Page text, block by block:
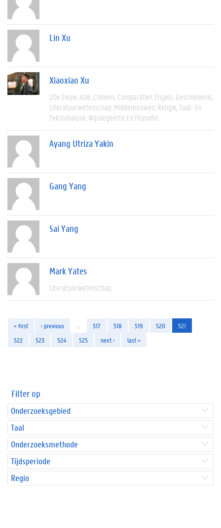
Lin Xu
Xiaoxiao Xu
20e Eeuw Azië Chinees Comparatief Engels Geschiedenis
Literatuurwetenschap Middeleeuwen Religie Taal- En
Tekstanalyse Wijsbegeerte En Filosofie
Ayang Utriza Yakin
Gang Yang
Sai Yang
Mark Yates
Literatuurwetenschap
« first ‹ previous 517 518 519 520
521
522
523 524 525 next › last »
Filter op
Onderzoeksgebied
Taal
Onderzoeksmethode
Tijdsperiode
Regio